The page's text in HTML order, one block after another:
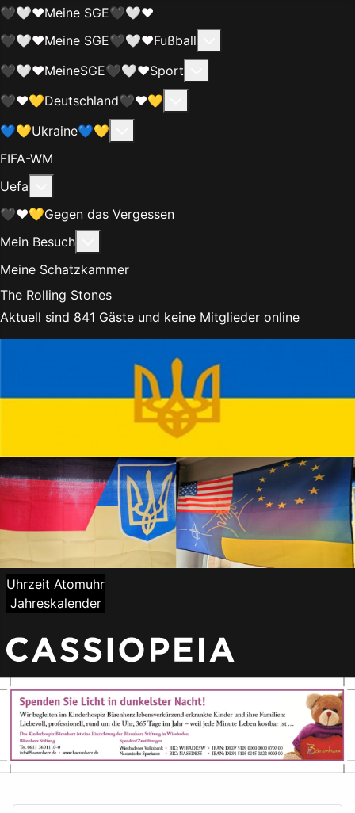
🖤🤍❤️Meine SGE🖤🤍❤️
🖤🤍❤️Meine SGE🖤🤍❤️Fußball
🖤🤍❤️MeineSGE🖤🤍❤️Sport
🖤❤️💛Deutschland🖤❤️💛
💙💛Ukraine💙💛
FIFA-WM
Uefa
🖤❤️💛Gegen das Vergessen
Mein Besuch
Meine Schatzkammer
The Rolling Stones
Aktuell sind 841 Gäste und keine Mitglieder online
Uhrzeit Atomuhr
Jahreskalender